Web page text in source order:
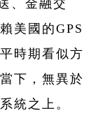
、金融交
美國的GPS
時期看似方
下，無異於
統之上。